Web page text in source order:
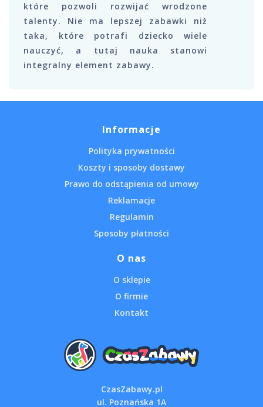
które pozwoli rozwijać wrodzone
talenty. Nie ma lepszej zabawki niż
taka, które potrafi dziecko wiele
nauczyć, a tutaj nauka stanowi
integralny element zabawy.
Informacje
Polityka prywatności
Koszty i sposoby dostawy
Prawo do odstąpienia od umowy
Reklamacje
Regulamin
Sposoby płatności
O nas
O sklepie
O firmie
Kontakt
CzasZabawy.pl
ul. Poznańska 1A